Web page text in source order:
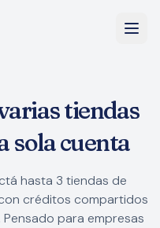
tiendas
sola cuenta
hasta 3 tiendas de
créditos compartidos
para empresas